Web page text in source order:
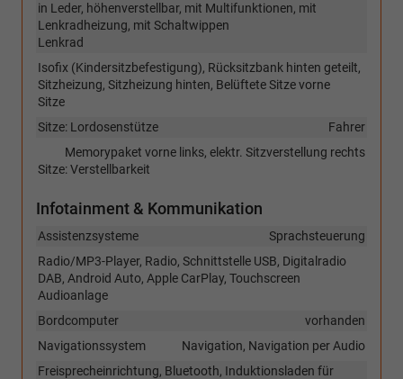
in Leder, höhenverstellbar, mit Multifunktionen, mit
Lenkradheizung, mit Schaltwippen
Lenkrad
Isofix (Kindersitzbefestigung), Rücksitzbank hinten geteilt,
Sitzheizung, Sitzheizung hinten, Belüftete Sitze vorne
Sitze
Fahrer
Sitze: Lordosenstütze
Memorypaket vorne links, elektr. Sitzverstellung rechts
Sitze: Verstellbarkeit
Infotainment & Kommunikation
Sprachsteuerung
Assistenzsysteme
Radio/MP3-Player, Radio, Schnittstelle USB, Digitalradio
DAB, Android Auto, Apple CarPlay, Touchscreen
Audioanlage
vorhanden
Bordcomputer
Navigation, Navigation per Audio
Navigationssystem
Freisprecheinrichtung, Bluetooth, Induktionsladen für